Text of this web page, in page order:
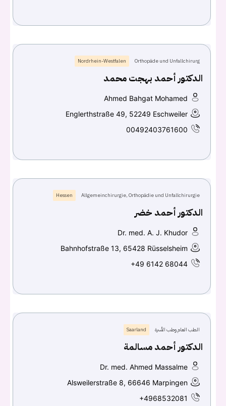
Orthopäde und Unfallchirurg
Nordrhein-Westfalen
الدكتور أحمد بهجت محمد
Ahmed Bahgat Mohamed
Englerthstraße 49, 52249 Eschweiler
00492403761600
Allgemeinchirurgie, Orthopädie und Unfallchirurgie
Hessen
الدكتور أحمد خضر
Dr. med. A. J. Khudor
Bahnhofstraße 13, 65428 Rüsselsheim
+49 6142 68044
الطب العام وطب الأسرة Saarland
الدكتور أحمد مسالمة
Dr. med. Ahmed Massalme
Alsweilerstraße 8, 66646 Marpingen
+4968532081